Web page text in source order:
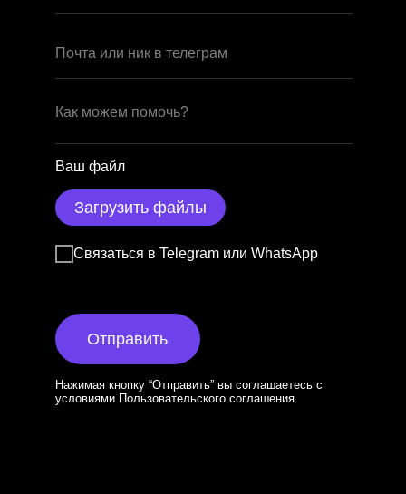
Ваш файл
Загрузить файлы
Связаться в Telegram или WhatsApp
Отправить
Нажимая кнопку “Отправить” вы соглашаетесь с
условиями Пользовательского соглашения